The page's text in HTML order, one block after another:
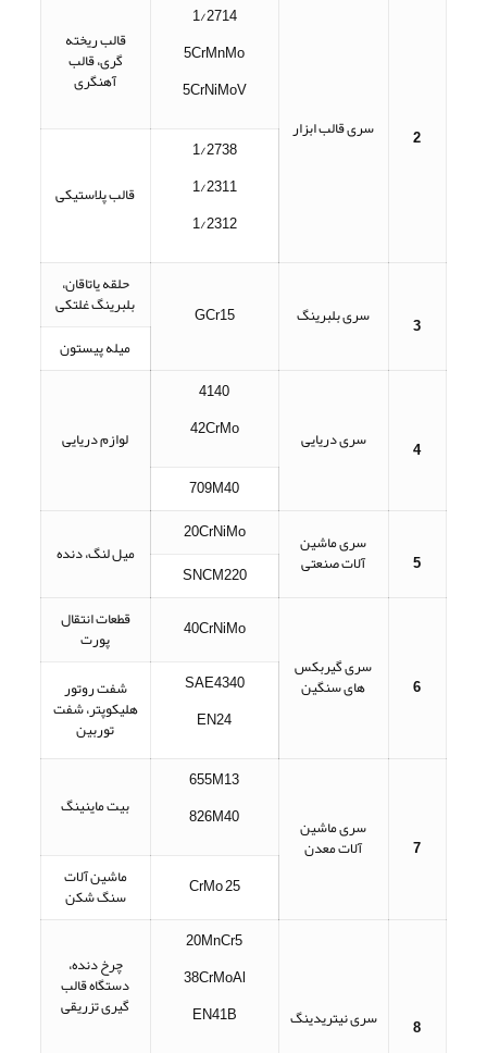
2 سری قالب ابزار
1/2714
5CrMnMo
5CrNiMoV
قالب ریخته
گری، قالب
آهنگری
1/2738
1/2311
1/2312
قالب پلاستیکی
3 سری بلبرینگ GCr15
حلقه یاتاقان،
بلبرینگ غلتکی
میله پیستون
4 سری دریایی
4140
42CrMo
لوازم دریایی
709M40
5
سری ماشین
آلات صنعتی
20CrNiMo
میل لنگ، دنده
SNCM220
6
سری گیربکس
های سنگین
40CrNiMo قطعات انتقال
پورت
SAE4340
EN24
شفت روتور
هلیکوپتر، شفت
توربین
7
سری ماشین
آلات معدن
655M13
826M40
بیت ماینینگ
25 CrMo ماشین آلات
سنگ شکن
8 سری نیتریدینگ
20MnCr5
38CrMoAl
EN41B
چرخ دنده،
دستگاه قالب
گیری تزریقی